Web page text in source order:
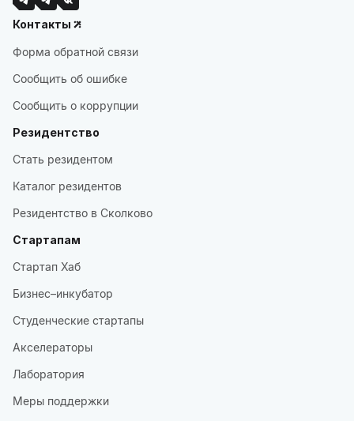
Контакты
Форма обратной связи
Сообщить об ошибке
Сообщить о коррупции
Резидентство
Стать резидентом
Каталог резидентов
Резидентство в Сколково
Стартапам
Стартап Хаб
Бизнес–инкубатор
Студенческие стартапы
Акселераторы
Лаборатория
Меры поддержки